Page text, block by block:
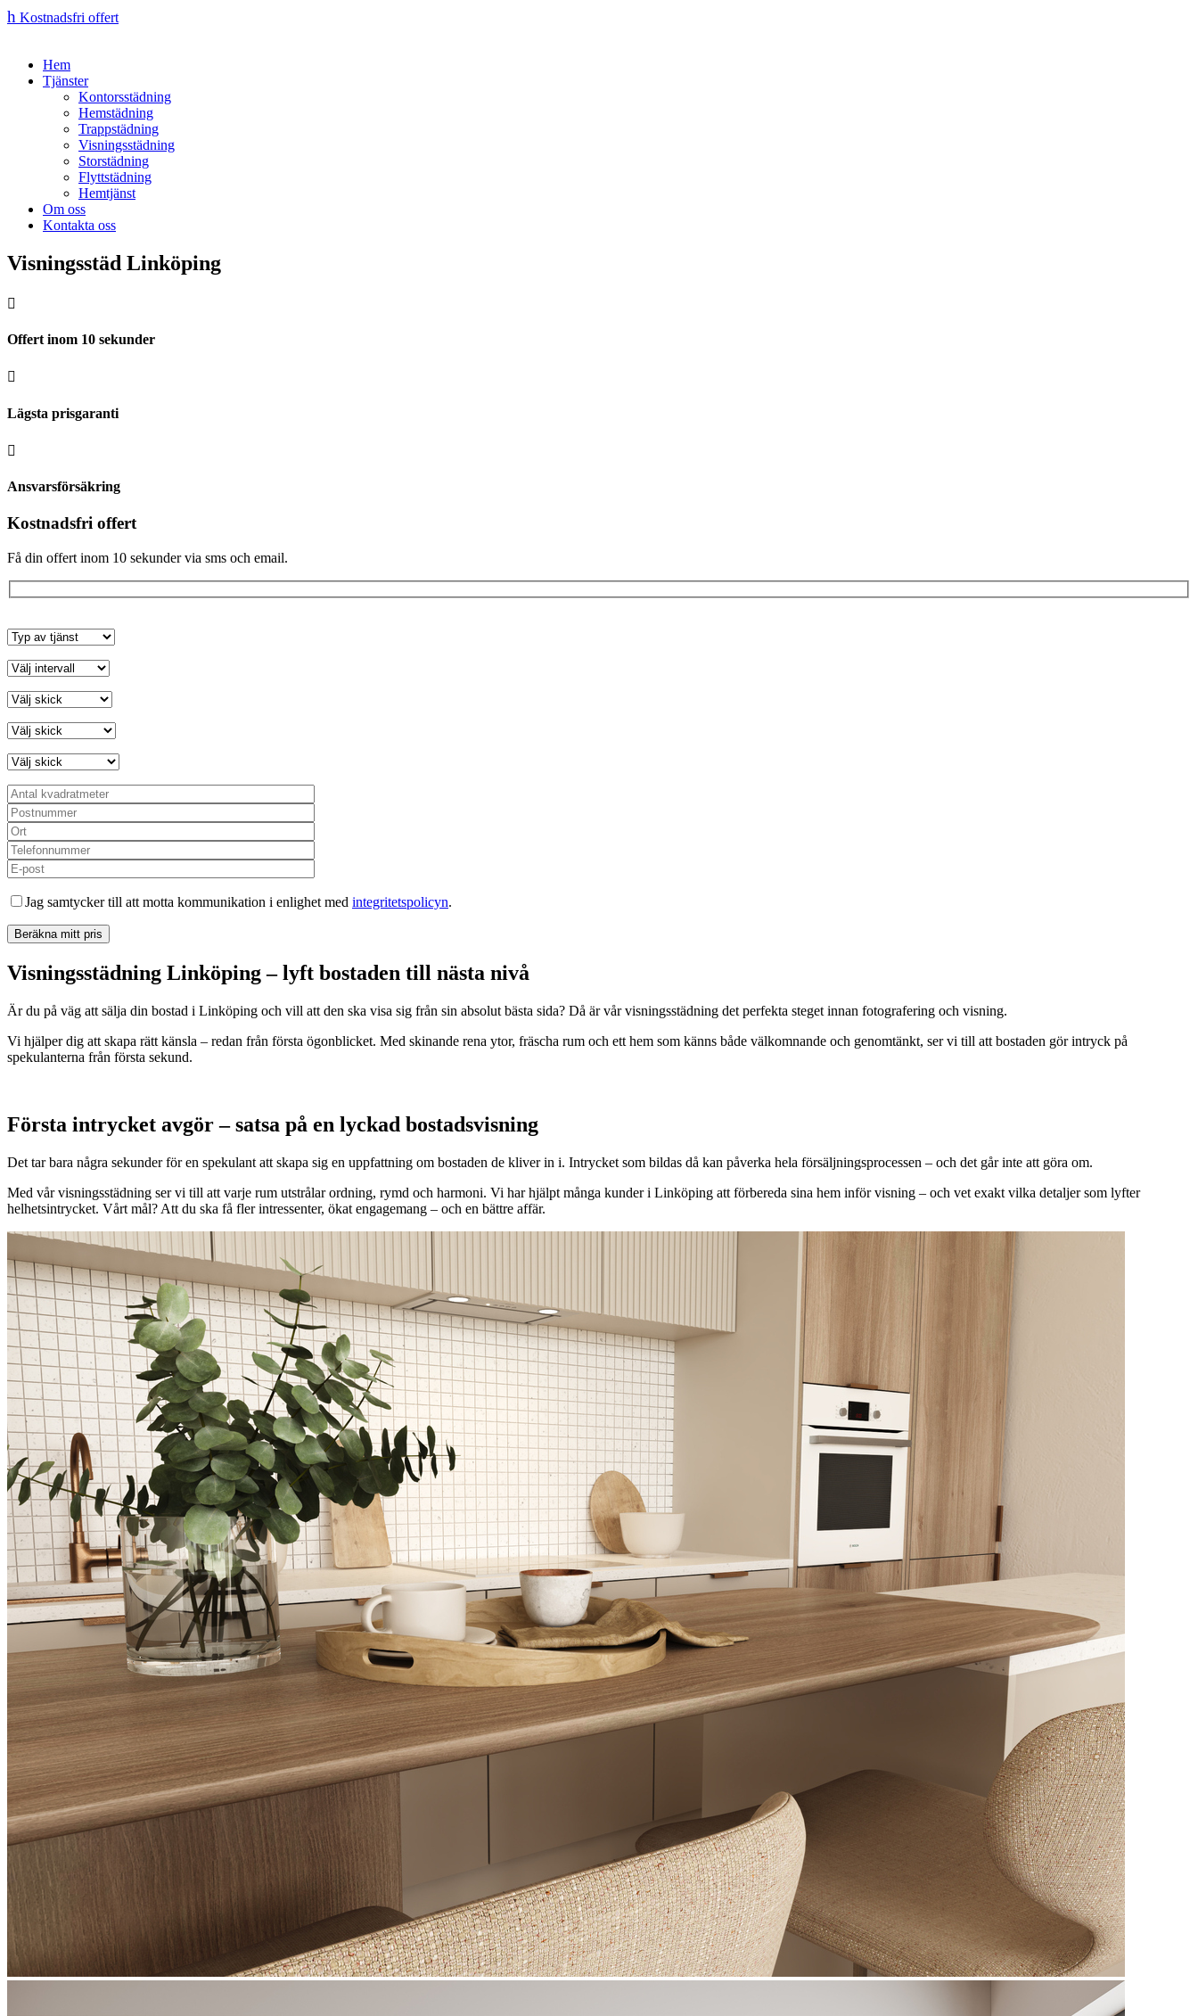
h Kostnadsfri offert
Hem
Tjänster
Kontorsstädning
Hemstädning
Trappstädning
Visningsstädning
Storstädning
Flyttstädning
Hemtjänst
Om oss
Kontakta oss
Visningsstäd Linköping

Offert inom 10 sekunder

Lägsta prisgaranti

Ansvarsförsäkring
Kostnadsfri offert
Få din offert inom 10 sekunder via sms och email.
Jag samtycker till att motta kommunikation i enlighet med integritetspolicyn.
Visningsstädning Linköping – lyft bostaden till nästa nivå
Är du på väg att sälja din bostad i Linköping och vill att den ska visa sig från sin absolut bästa sida? Då är vår visningsstädning det perfekta steget innan fotografering och visning.
Vi hjälper dig att skapa rätt känsla – redan från första ögonblicket. Med skinande rena ytor, fräscha rum och ett hem som känns både välkomnande och genomtänkt, ser vi till att bostaden gör intryck på
spekulanterna från första sekund.
Första intrycket avgör – satsa på en lyckad bostadsvisning
Det tar bara några sekunder för en spekulant att skapa sig en uppfattning om bostaden de kliver in i. Intrycket som bildas då kan påverka hela försäljningsprocessen – och det går inte att göra om.
Med vår visningsstädning ser vi till att varje rum utstrålar ordning, rymd och harmoni. Vi har hjälpt många kunder i Linköping att förbereda sina hem inför visning – och vet exakt vilka detaljer som lyfter
helhetsintrycket. Vårt mål? Att du ska få fler intressenter, ökat engagemang – och en bättre affär.